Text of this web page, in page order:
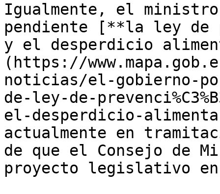
Igualmente, el
pendiente [**la ley de
y el desperdicio
(https://
noticias/el-gobierno-
de-ley-de-
el-desperdicio-
actualmente en
de que el Consejo de
proyecto legislativo en